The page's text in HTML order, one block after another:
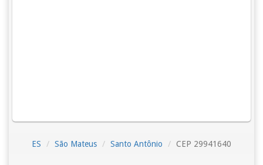
ES São Mateus Santo Antônio CEP 29941640